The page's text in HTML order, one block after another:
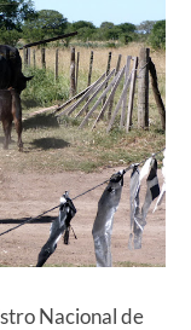
Nacional de